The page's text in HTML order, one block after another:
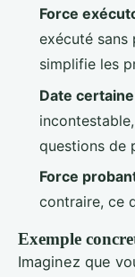
Force
exécuté sans
simplifie les
Date certaine
questions de
Force
contraire, ce
Exemple
Imaginez que